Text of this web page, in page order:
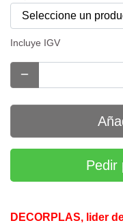
Incluye IGV
Pedir
DECORPLAS, lider